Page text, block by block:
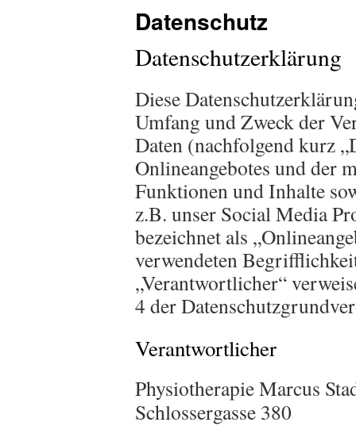
Datenschutz
Datenschutzerklärung
Diese
Umfang und Zweck der
Daten (nachfolgend kurz
Onlineangebotes und der
Funktionen und Inhalte
z.B. unser Social Media
bezeichnet als
verwendeten
„Verantwortlicher“
4 der
Verantwortlicher
Physiotherapie Marcus
Schlossergasse 380